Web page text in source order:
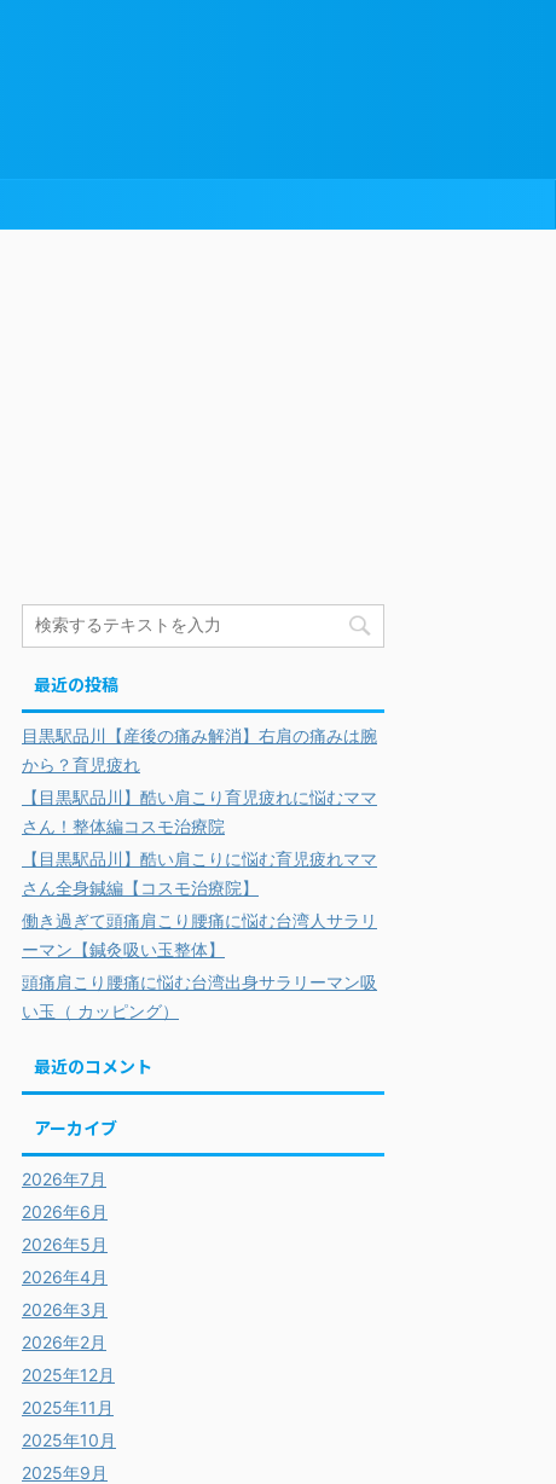
最近の投稿
目黒駅品川【産後の痛み解消】右肩の痛みは腕
から？育児疲れ
【目黒駅品川】酷い肩こり育児疲れに悩むママ
さん！整体編コスモ治療院
【目黒駅品川】酷い肩こりに悩む育児疲れママ
さん全身鍼編【コスモ治療院】
働き過ぎて頭痛肩こり腰痛に悩む台湾人サラリ
ーマン【鍼灸吸い玉整体】
頭痛肩こり腰痛に悩む台湾出身サラリーマン吸
い玉（ カッピング）
最近のコメント
アーカイブ
2026年7月
2026年6月
2026年5月
2026年4月
2026年3月
2026年2月
2025年12月
2025年11月
2025年10月
2025年9月